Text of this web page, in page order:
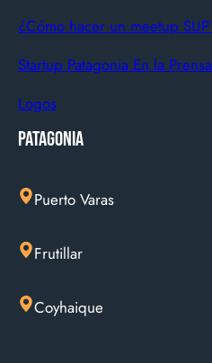
¿Cómo hacer un meetup
Startup Patagonia En la Prensa
Logos
Patagonia
Puerto Varas
Frutillar
Coyhaique